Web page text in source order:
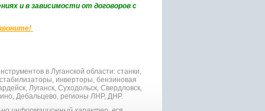
и в зависимости от договоров с
в Луганской области: станки,
инверторы, бензиновая
Луганск, Суходольск, Свердловск,
Дебальцево, регионы ЛНР, ДНР.